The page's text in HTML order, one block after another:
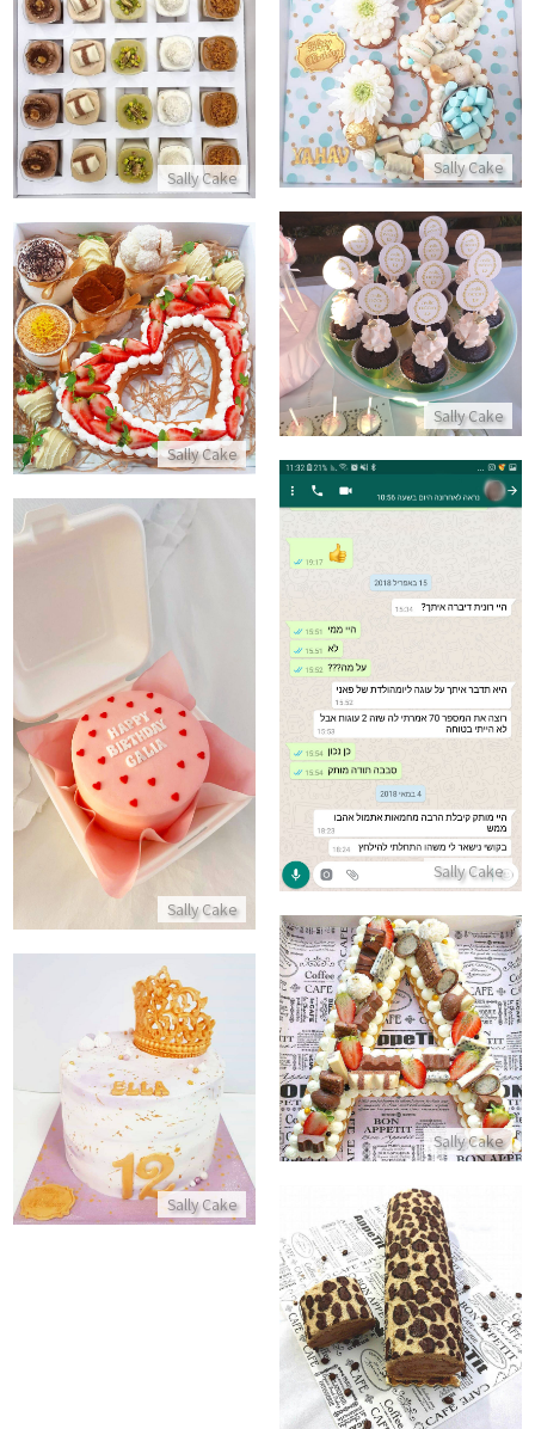
Sally Cake
מארזי קינוחי כוסות בשלל טעמים
התקשר/י
Sally Cake
עוגת מספרים ליום הולדת לבן
התקשר/י
Sally Cake
קאפקייקס עם קצפת
התקשר/י
Sally Cake
מארז קינוחים
התקשר/י
Sally Cake
ביקורות מלקוחות לעוגה מעולה
התקשר/י
Sally Cake
עוגת יום הולדת אישית בנטו
התקשר/י
Sally Cake
עוגת אותיות מבצק פריך עם קרם מסקרפונה שוקולדים ופירות
התקשר/י
Sally Cake
עוגה מעוצבת עם כתר לבת
התקשר/י
רולדת אגוזי לוז מנומרת עם קרם פרלינה
התקשר/י